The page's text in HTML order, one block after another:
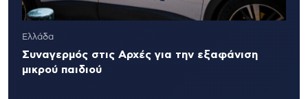
Ελλάδα
Συναγερμός στις Αρχές για την εξαφάνιση
μικρού παιδιού